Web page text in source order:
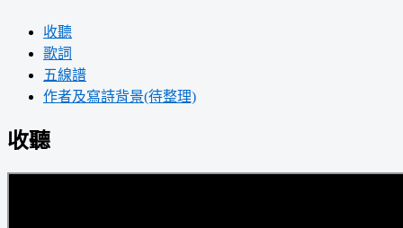
收聽
歌詞
五線譜
作者及寫詩背景(待整理)
收聽